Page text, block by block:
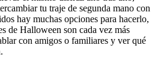
tu traje de segunda mano con
hay muchas opciones para hacerlo,
de Halloween son cada vez más
con amigos o familiares y ver qué